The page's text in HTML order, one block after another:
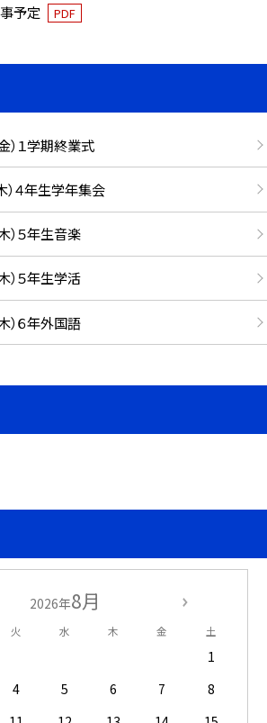
予定 PDF
）１学期終業式
）４年生学年集会
）５年生音楽
）５年生学活
）６年外国語
2026年8月
火 水 木 金 土
1
4 5 6 7
8